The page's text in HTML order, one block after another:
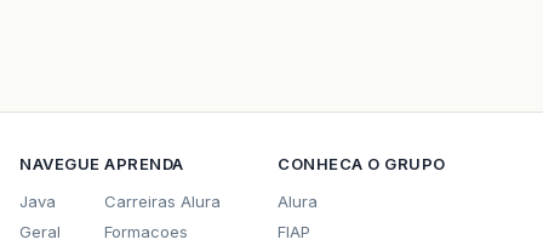
NAVEGUE
Java
Geral
APRENDA
Carreiras Alura
Formacoes
CONHECA O GRUPO
Alura
FIAP